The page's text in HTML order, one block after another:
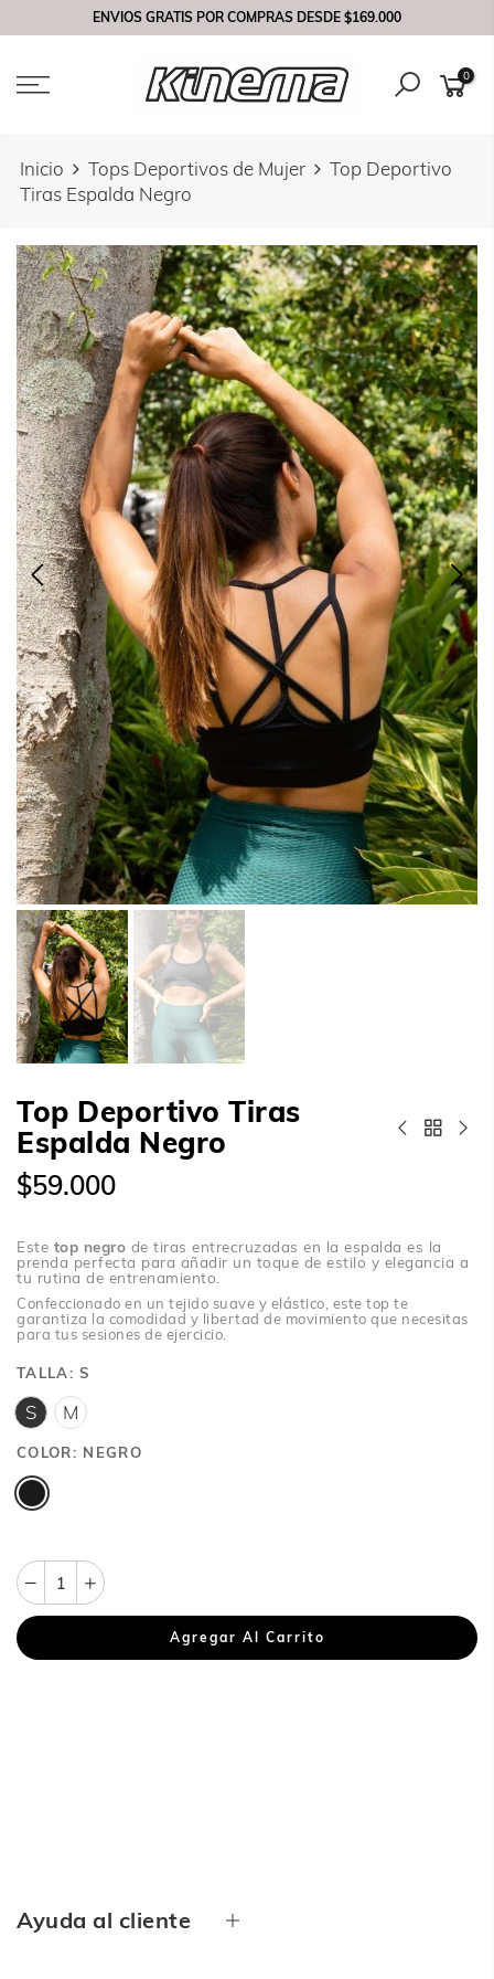
ENVIOS GRATIS POR COMPRAS DESDE $169.000
0
Inicio Tops Deportivos de Mujer
Top Deportivo
Tiras Espalda Negro
Top Deportivo Tiras
Espalda Negro
$59.000
Este top negro de tiras entrecruzadas en la espalda es la
prenda perfecta para añadir un toque de estilo y elegancia a
tu rutina de entrenamiento.
Confeccionado en un tejido suave y elástico, este top te
garantiza la comodidad y libertad de movimiento que necesitas
para tus sesiones de ejercicio.
TALLA:S
S M
COLOR: NEGRO
Agregar Al Carrito
Ayuda al cliente